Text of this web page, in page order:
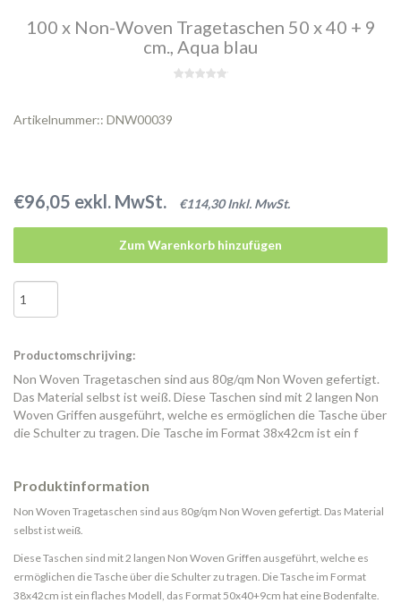
100 x Non-Woven Tragetaschen 50 x 40 + 9
cm., Aqua blau
Artikelnummer:: DNW00039
€96,05 exkl. MwSt. €114,30 Inkl. MwSt.
Zum Warenkorb hinzufügen
Productomschrijving:
Non Woven Tragetaschen sind aus 80g/qm Non Woven gefertigt.
Das Material selbst ist weiß. Diese Taschen sind mit 2 langen Non
Woven Griffen ausgeführt, welche es ermöglichen die Tasche über
die Schulter zu tragen. Die Tasche im Format 38x42cm ist ein f
Produktinformation
Non Woven Tragetaschen sind aus 80g/qm Non Woven gefertigt. Das Material
selbst ist weiß.
Diese Taschen sind mit 2 langen Non Woven Griffen ausgeführt, welche es
ermöglichen die Tasche über die Schulter zu tragen. Die Tasche im Format
38x42cm ist ein flaches Modell, das Format 50x40+9cm hat eine Bodenfalte.